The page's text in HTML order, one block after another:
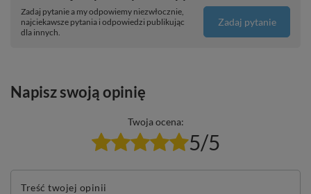
Zadaj pytanie a my odpowiemy niezwłocznie,
najciekawsze pytania i odpowiedzi publikując
dla innych.
Zadaj pytanie
Napisz swoją opinię
Twoja ocena:
5/5
Treść twojej opinii